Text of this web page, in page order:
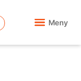
Meny